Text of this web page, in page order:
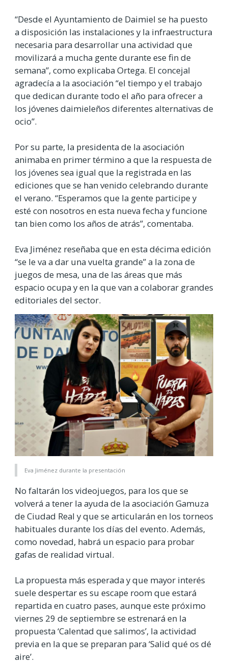
“Desde el Ayuntamiento de Daimiel se ha puesto
a disposición las instalaciones y la infraestructura
necesaria para desarrollar una actividad que
movilizará a mucha gente durante ese fin de
semana”, como explicaba Ortega. El concejal
agradecía a la asociación “el tiempo y el trabajo
que dedican durante todo el año para ofrecer a
los jóvenes daimieleños diferentes alternativas de
ocio”.
Por su parte, la presidenta de la asociación
animaba en primer término a que la respuesta de
los jóvenes sea igual que la registrada en las
ediciones que se han venido celebrando durante
el verano. “Esperamos que la gente participe y
esté con nosotros en esta nueva fecha y funcione
tan bien como los años de atrás”, comentaba.
Eva Jiménez reseñaba que en esta décima edición
“se le va a dar una vuelta grande” a la zona de
juegos de mesa, una de las áreas que más
espacio ocupa y en la que van a colaborar grandes
editoriales del sector.
Eva Jiménez durante la presentación
No faltarán los videojuegos, para los que se
volverá a tener la ayuda de la asociación Gamuza
de Ciudad Real y que se articularán en los torneos
habituales durante los días del evento. Además,
como novedad, habrá un espacio para probar
gafas de realidad virtual.
La propuesta más esperada y que mayor interés
suele despertar es su escape room que estará
repartida en cuatro pases, aunque este próximo
viernes 29 de septiembre se estrenará en la
propuesta ‘Calentad que salimos’, la actividad
previa en la que se preparan para ‘Salid qué os dé
aire’.